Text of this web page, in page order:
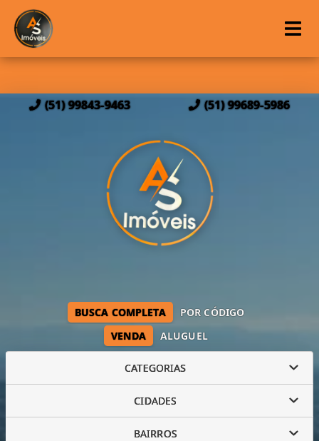
(51) 99843-9463 (51) 99689-5986
VENDA ALUGUEL
BUSCA COMPLETA POR CÓDIGO
CATEGORIAS
CIDADES
BAIRROS